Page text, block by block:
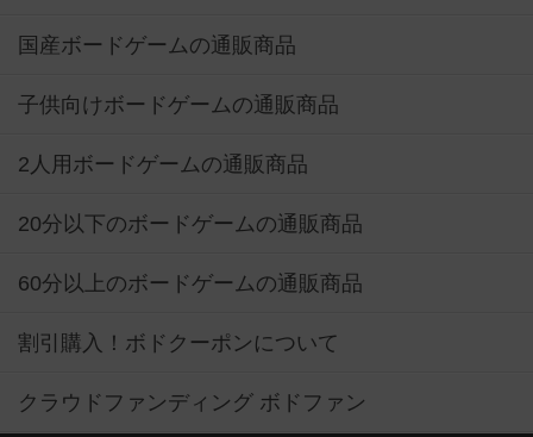
国産ボードゲームの通販商品
子供向けボードゲームの通販商品
2人用ボードゲームの通販商品
20分以下のボードゲームの通販商品
60分以上のボードゲームの通販商品
割引購入！ボドクーポンについて
クラウドファンディング ボドファン